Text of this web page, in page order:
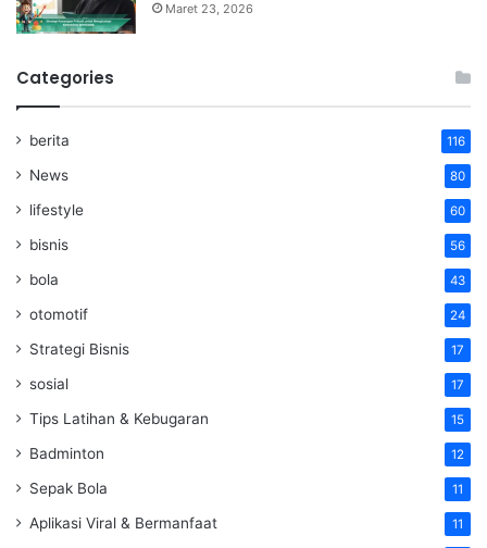
Maret 23, 2026
Categories
berita 116
News 80
lifestyle 60
bisnis 56
bola 43
otomotif 24
Strategi Bisnis 17
sosial 17
Tips Latihan & Kebugaran 15
Badminton 12
Sepak Bola 11
Aplikasi Viral & Bermanfaat 11